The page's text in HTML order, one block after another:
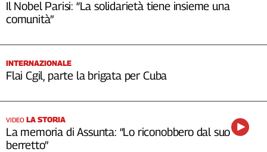
Il Nobel Parisi: “La solidarietà tiene insieme una
comunità”
INTERNAZIONALE
Flai Cgil, parte la brigata per Cuba
VIDEO LA STORIA
La memoria di Assunta: “Lo riconobbero dal suo
berretto”